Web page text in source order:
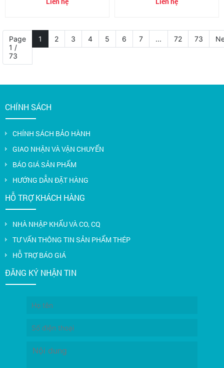
(350x350x12ly)
(350x350x6ly)
Page
1 /
73
1 2 3 4 5 6 7 ... 72 73
CHÍNH SÁCH
CHÍNH SÁCH BẢO HÀNH
GIAO NHẬN VÀ VẬN CHUYỂN
BÁO GIÁ SẢN PHẨM
HƯỚNG DẪN ĐẶT HÀNG
HỖ TRỢ KHÁCH HÀNG
NHÀ NHẬP KHẨU VÀ CO, CQ
TƯ VẤN THÔNG TIN SẢN PHẨM THÉP
HỖ TRỢ BÁO GIÁ
ĐĂNG KÝ NHẬN TIN